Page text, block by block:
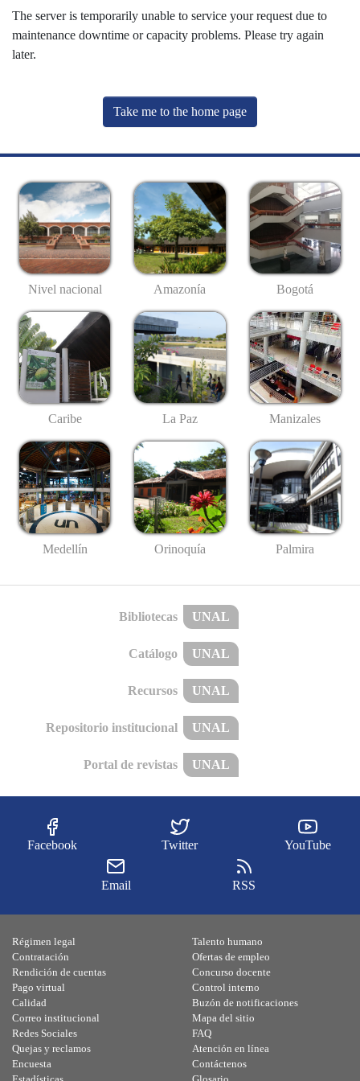
The server is temporarily unable to service your request due to
maintenance downtime or capacity problems. Please try again
later.
Take me to the home page
Nivel nacional Amazonía Bogotá
Caribe La Paz Manizales
Medellín Orinoquía Palmira
Bibliotecas UNAL
Catálogo UNAL
Recursos UNAL
Repositorio institucional UNAL
Portal de revistas UNAL
Facebook Twitter YouTube
Email RSS
Régimen legal
Contratación
Rendición de cuentas
Pago virtual
Calidad
Talento humano
Ofertas de empleo
Concurso docente
Control interno
Buzón de notificaciones
Correo institucional
Redes Sociales
Quejas y reclamos
Encuesta
Mapa del sitio
FAQ
Atención en línea
Contáctenos